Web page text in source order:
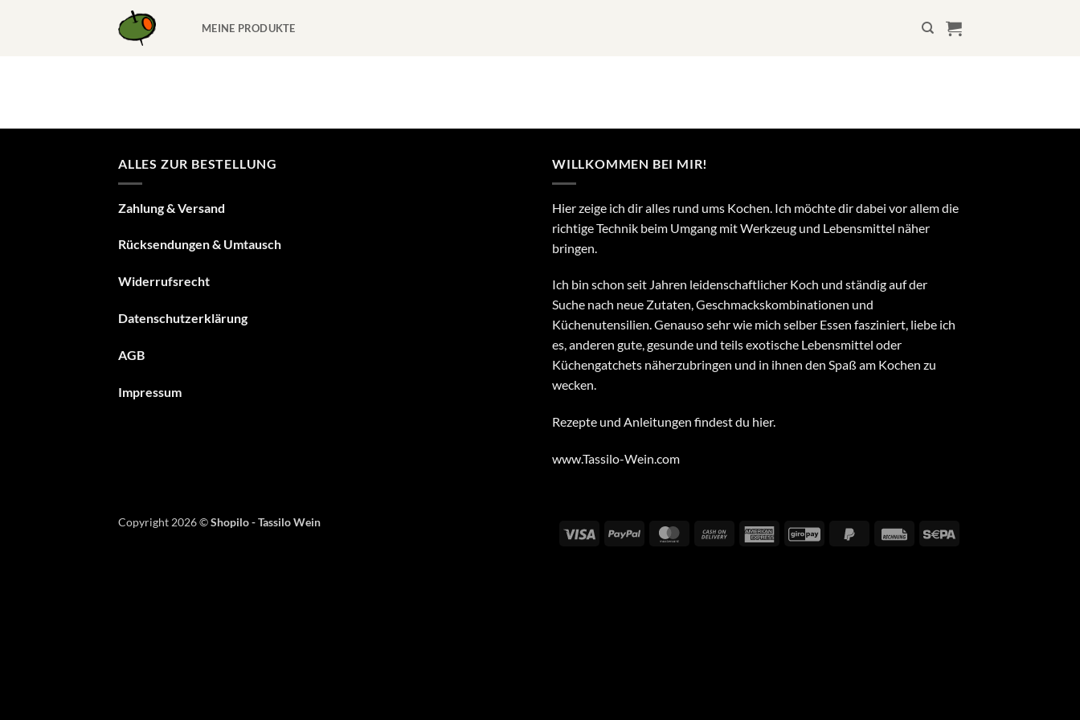
MEINE PRODUKTE
ALLES ZUR BESTELLUNG
Zahlung & Versand
Rücksendungen & Umtausch
Widerrufsrecht
Datenschutzerklärung
AGB
Impressum
WILLKOMMEN BEI MIR!
Hier zeige ich dir alles rund ums Kochen. Ich möchte dir dabei vor allem die
richtige Technik beim Umgang mit Werkzeug und Lebensmittel näher
bringen.
Ich bin schon seit Jahren leidenschaftlicher Koch und ständig auf der
Suche nach neue Zutaten, Geschmackskombinationen und
Küchenutensilien. Genauso sehr wie mich selber Essen fasziniert, liebe ich
es, anderen gute, gesunde und teils exotische Lebensmittel oder
Küchengatchets näherzubringen und in ihnen den Spaß am Kochen zu
wecken.
Rezepte und Anleitungen findest du hier.
www.Tassilo-Wein.com
Visa PayPal MasterCardCash
AmericanGiroPay
PayPal
Rechung
Copyright 2026 ©Shopilo - Tassilo Wein